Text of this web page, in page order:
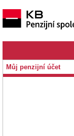
Můj penzijní účet